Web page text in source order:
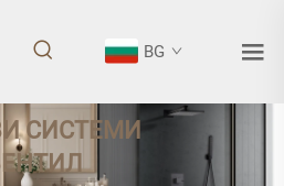
BG
СИСТЕМИ